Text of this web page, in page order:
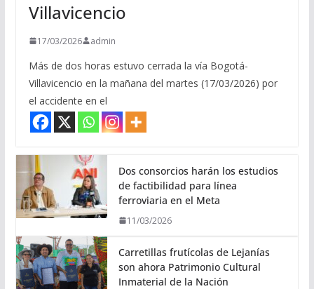
Villavicencio
17/03/2026 admin
Más de dos horas estuvo cerrada la vía Bogotá-
Villavicencio en la mañana del martes (17/03/2026) por
el accidente en el
Dos consorcios harán los estudios
de factibilidad para línea
ferroviaria en el Meta
11/03/2026
Carretillas frutícolas de Lejanías
son ahora Patrimonio Cultural
Inmaterial de la Nación